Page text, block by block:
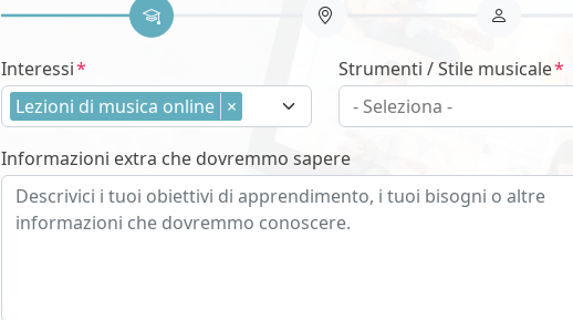
Interessi
Lezioni di musica online ×
Strumenti / Stile musicale
Informazioni extra che dovremmo sapere